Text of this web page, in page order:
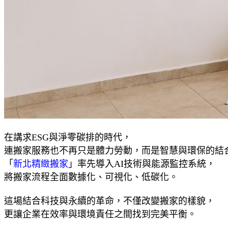
在講求ESG與淨零碳排的時代，
連搬家服務也不再只是體力勞動，而是智慧與環保的結
「 新北精緻搬家 」率先導入AI技術與能源監控系統，
將搬家流程全面數據化、可視化、低碳化。
這場結合科技與永續的革命，不僅改變搬家的樣貌，
更讓企業在效率與環境責任之間找到完美平衡。